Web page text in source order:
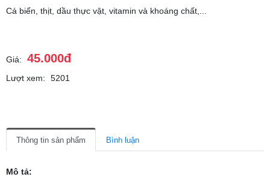
Cá biển, thịt, dầu thực vật, vitamin và khoáng chất,...
Giá: 45.000đ
Lượt xem: 5201
Thông tin sản phẩm Bình luận
Mô tả: